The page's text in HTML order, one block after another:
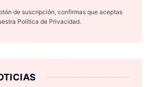
de suscripción, confirmas que aceptas
Política de Privacidad.